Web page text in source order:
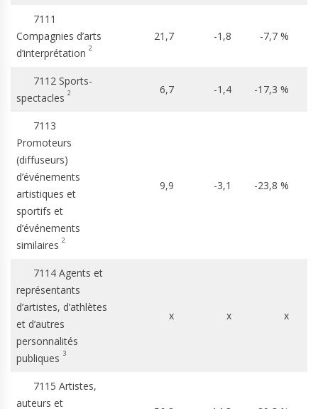
7111
Compagnies d’arts
d’interprétation 2
21,7 -1,8 -7,7 %
7112 Sports-
spectacles 2 6,7 -1,4 -17,3 %
7113
Promoteurs
(diffuseurs)
d’événements
artistiques et
sportifs et
d’événements
similaires 2
9,9 -3,1 -23,8 %
7114 Agents et
représentants
d’artistes, d’athlètes
et d’autres
personnalités
publiques 3
x x x
7115 Artistes,
auteurs et